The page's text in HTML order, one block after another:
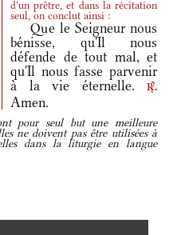
d'un prêtre, et dans la récitation
seul, on conclut ainsi :
Que le Seigneur nous
bénisse, qu'Il nous
défende de tout mal, et
qu'Il nous fasse parvenir
à la vie éternelle.
r.
Amen.
pour seul but une meilleure
ne doivent pas être utilisées à
dans la liturgie en langue